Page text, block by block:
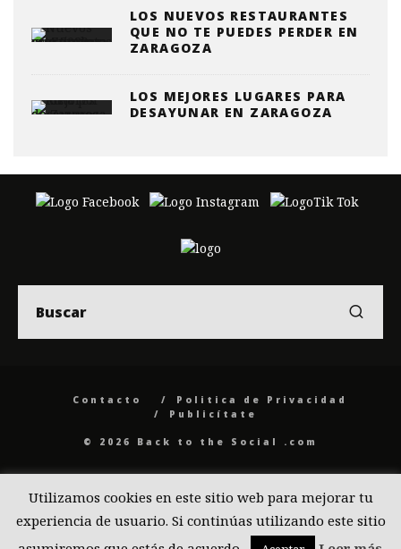
LOS NUEVOS RESTAURANTES
QUE NO TE PUEDES PERDER EN
ZARAGOZA
LOS MEJORES LUGARES PARA
DESAYUNAR EN ZARAGOZA
Contacto
Politica de Privacidad
Publicítate
© 2026 Back to the Social .com
Utilizamos cookies en este sitio web para mejorar tu
experiencia de usuario. Si continúas utilizando este sitio